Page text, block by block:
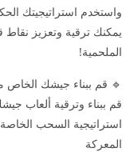
واستخدم استراتيجيتك
يمكنك ترقية وتعزيز
الملحمية!
🔹 قم ببناء جيشك الخاص
قم ببناء وترقية ألعاب
استراتيجية السحب
المعركة